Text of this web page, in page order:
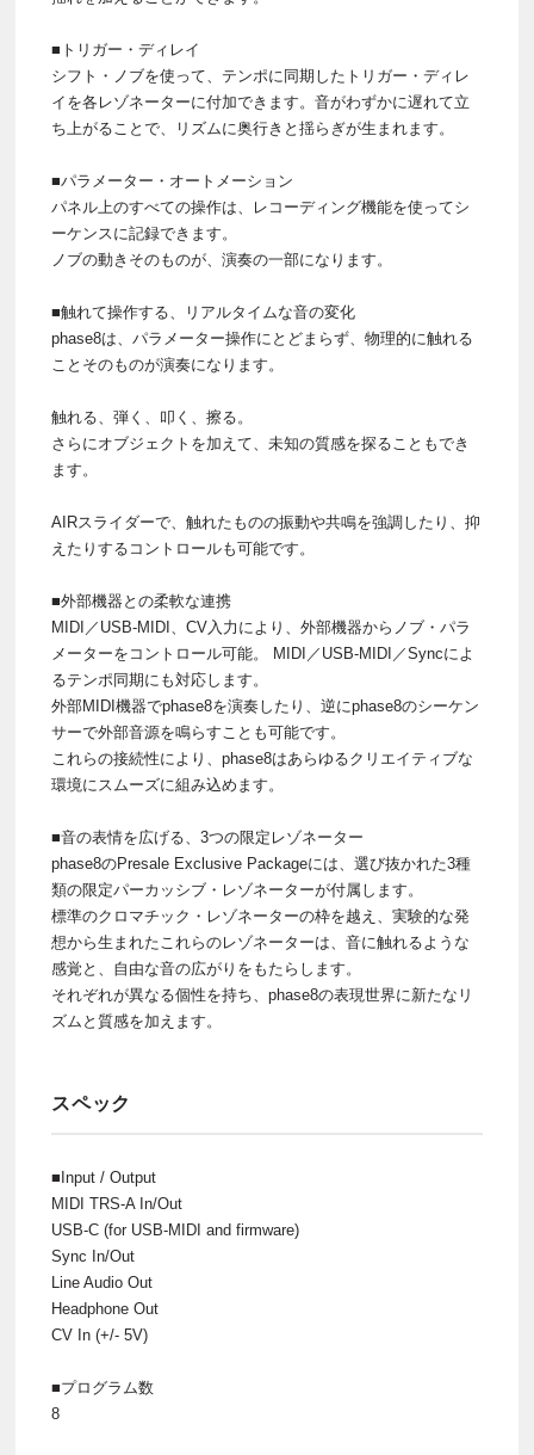
■トリガー・ディレイ
シフト・ノブを使って、テンポに同期したトリガー・ディレ
イを各レゾネーターに付加できます。音がわずかに遅れて立
ち上がることで、リズムに奥行きと揺らぎが生まれます。
■パラメーター・オートメーション
パネル上のすべての操作は、レコーディング機能を使ってシ
ーケンスに記録できます。
ノブの動きそのものが、演奏の一部になります。
■触れて操作する、リアルタイムな音の変化
phase8は、パラメーター操作にとどまらず、物理的に触れる
ことそのものが演奏になります。
触れる、弾く、叩く、擦る。
さらにオブジェクトを加えて、未知の質感を探ることもでき
ます。
AIRスライダーで、触れたものの振動や共鳴を強調したり、抑
えたりするコントロールも可能です。
■外部機器との柔軟な連携
MIDI／USB-MIDI、CV入力により、外部機器からノブ・パラ
メーターをコントロール可能。 MIDI／USB-MIDI／Syncによ
るテンポ同期にも対応します。
外部MIDI機器でphase8を演奏したり、逆にphase8のシーケン
サーで外部音源を鳴らすことも可能です。
これらの接続性により、phase8はあらゆるクリエイティブな
環境にスムーズに組み込めます。
■音の表情を広げる、3つの限定レゾネーター
phase8のPresale Exclusive Packageには、選び抜かれた3種
類の限定パーカッシブ・レゾネーターが付属します。
標準のクロマチック・レゾネーターの枠を越え、実験的な発
想から生まれたこれらのレゾネーターは、音に触れるような
感覚と、自由な音の広がりをもたらします。
それぞれが異なる個性を持ち、phase8の表現世界に新たなリ
ズムと質感を加えます。
スペック
■Input / Output
MIDI TRS-A In/Out
USB-C (for USB-MIDI and firmware)
Sync In/Out
Line Audio Out
Headphone Out
CV In (+/- 5V)
■プログラム数
8